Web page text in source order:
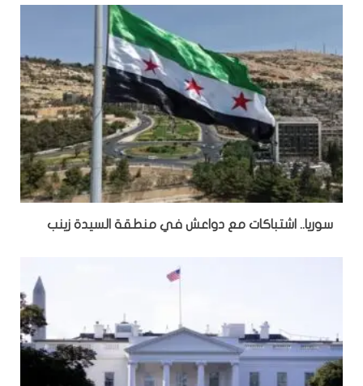
سوريا.. اشتباكات مع دواعش في منطقة السيدة زينب